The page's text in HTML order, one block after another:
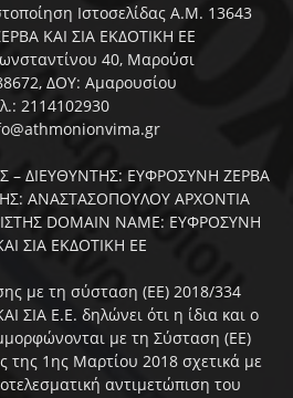
Ιστοσελίδας Α.Μ. 13643
ΚΑΙ ΣΙΑ ΕΚΔΟΤΙΚΗ ΕΕ
40, Μαρούσι
ΔΟΥ: Αμαρουσίου
2114102930
ΔΙΕΥΘΥΝΤΗΣ: ΕΥΦΡΟΣΥΝΗ ΖΕΡΒΑ
ΑΝΑΣΤΑΣΟΠΟΥΛΟΥ ΑΡΧΟΝΤΙΑ
DOMAIN NAME: ΕΥΦΡΟΣΥΝΗ
ΣΙΑ ΕΚΔΟΤΙΚΗ ΕΕ
με τη σύσταση (ΕΕ) 2018/334
ΣΙΑ Ε.Ε. δηλώνει ότι η ίδια και ο
με τη Σύσταση (ΕΕ)
της 1ης Μαρτίου 2018 σχετικά με
αντιμετώπιση του